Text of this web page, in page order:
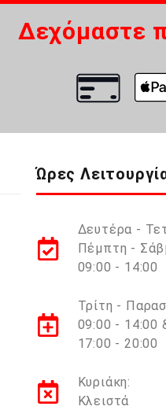
Δεχόμαστε
Ώρες
Δευτέρα -
Πέμπτη -
09:00 - 14:00
Τρίτη -
09:00 - 14:00
17:00 - 20:00
Κυριάκη:
Κλειστά